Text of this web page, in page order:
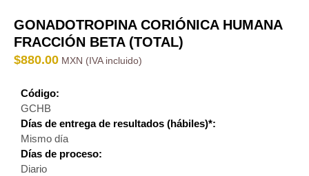
GONADOTROPINA CORIÓNICA HUMANA
FRACCIÓN BETA (TOTAL)
$880.00
Código:
GCHB
Días de entrega de resultados (hábiles)*:
Mismo día
Días de proceso:
Diario